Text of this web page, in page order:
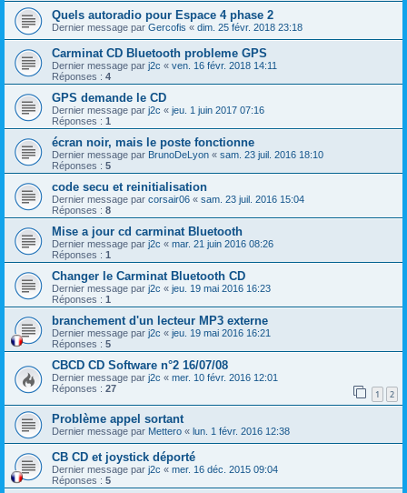
Quels autoradio pour Espace 4 phase 2
Dernier message par Gercofis « dim. 25 févr. 2018 23:18
Carminat CD Bluetooth probleme GPS
Dernier message par j2c « ven. 16 févr. 2018 14:11
Réponses : 4
GPS demande le CD
Dernier message par j2c « jeu. 1 juin 2017 07:16
Réponses : 1
écran noir, mais le poste fonctionne
Dernier message par BrunoDeLyon « sam. 23 juil. 2016 18:10
Réponses : 5
code secu et reinitialisation
Dernier message par corsair06 « sam. 23 juil. 2016 15:04
Réponses : 8
Mise a jour cd carminat Bluetooth
Dernier message par j2c « mar. 21 juin 2016 08:26
Réponses : 1
Changer le Carminat Bluetooth CD
Dernier message par j2c « jeu. 19 mai 2016 16:23
Réponses : 1
branchement d'un lecteur MP3 externe
Dernier message par j2c « jeu. 19 mai 2016 16:21
Réponses : 5
CBCD CD Software n°2 16/07/08
Dernier message par j2c « mer. 10 févr. 2016 12:01
Réponses : 27 1 2
Problème appel sortant
Dernier message par Mettero « lun. 1 févr. 2016 12:38
CB CD et joystick déporté
Dernier message par j2c « mer. 16 déc. 2015 09:04
Réponses : 5